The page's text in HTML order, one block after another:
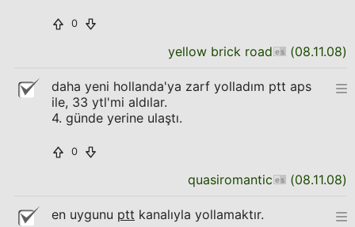
0
yellow brick road (08.11.08)
daha yeni hollanda'ya zarf yolladım ptt aps
ile, 33 ytl'mi aldılar.
4. günde yerine ulaştı.
0
quasiromantic (08.11.08)
en uygunu ptt kanalıyla yollamaktır.